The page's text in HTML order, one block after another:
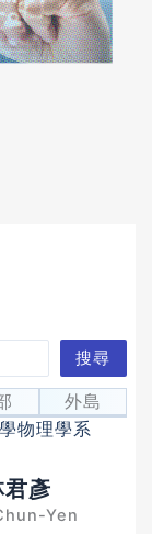
文献
Hsien
物理學系
君彥
Yen
搜尋
外島